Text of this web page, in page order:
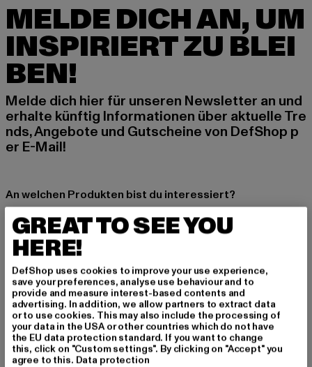
MELDE DICH AN, UM
INSPIRIERT ZU BLEI
BEN!
Melde dich hier für unseren Newsletter an und
erhalte künftig Informationen über aktuelle Tre
nds, Angebote und Gutscheine von DefShop p
er E-Mail!
An welchen Produkten bist du interessiert?
MÄNNER
FRAUEN
E-MAIL
ANMELDEN
Informationen dazu, wie DefShop mit Deinen Daten umgeht, findest Du
in unserer Datenschutzerklärung. Du kannst Dich jederzeit kostenfei
abmelden.Datenschutzerklärung lesen.
GREAT TO SEE YOU
HERE!
DefShop uses cookies to improve your use experience,
save your preferences, analyse use behaviour and to
provide and measure interest-based contents and
advertising. In addition, we allow partners to extract data
or to use cookies. This may also include the processing of
your data in the USA or other countries which do not have
the EU data protection standard. If you want to change
this, click on "Custom settings". By clicking on "Accept" you
agree to this. Data protection